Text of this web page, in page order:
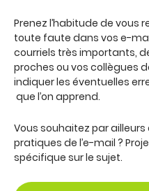
Prenez l’habitude de vous
toute faute dans vos e-
courriels très importants,
proches ou vos collègues
indiquer les éventuelles
que l’on apprend.
Vous souhaitez par
pratiques de l’e-mail ?
spécifique sur le sujet.